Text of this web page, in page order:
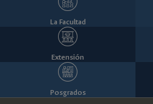
La Facultad
Extensión
Posgrados